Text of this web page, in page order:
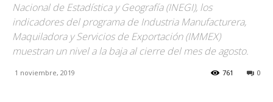
Nacional de Estadística y Geografía (INEGI), los
indicadores del programa de Industria Manufacturera,
Maquiladora y Servicios de Exportación (IMMEX)
muestran un nivel a la baja al cierre del mes de agosto.
1 noviembre, 2019 0
761